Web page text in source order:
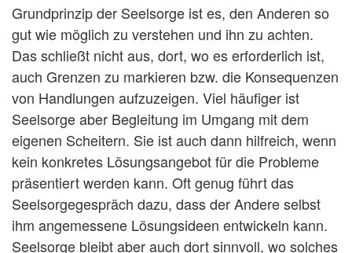
Grundprinzip der Seelsorge ist es, den Anderen so
gut wie möglich zu verstehen und ihn zu achten.
Das schließt nicht aus, dort, wo es erforderlich ist,
auch Grenzen zu markieren bzw. die Konsequenzen
von Handlungen aufzuzeigen. Viel häufiger ist
Seelsorge aber Begleitung im Umgang mit dem
eigenen Scheitern. Sie ist auch dann hilfreich, wenn
kein konkretes Lösungsangebot für die Probleme
präsentiert werden kann. Oft genug führt das
Seelsorgegespräch dazu, dass der Andere selbst
ihm angemessene Lösungsideen entwickeln kann.
Seelsorge bleibt aber auch dort sinnvoll, wo solches